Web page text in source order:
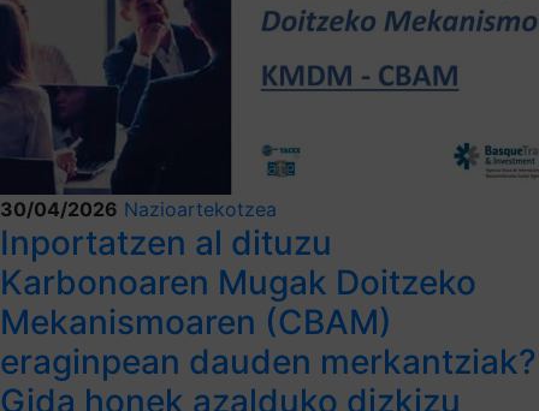
30/04/2026 Nazioartekotzea
Inportatzen al dituzu
Karbonoaren Mugak Doitzeko
Mekanismoaren (CBAM)
eraginpean dauden merkantziak?
Gida honek azalduko dizkizu